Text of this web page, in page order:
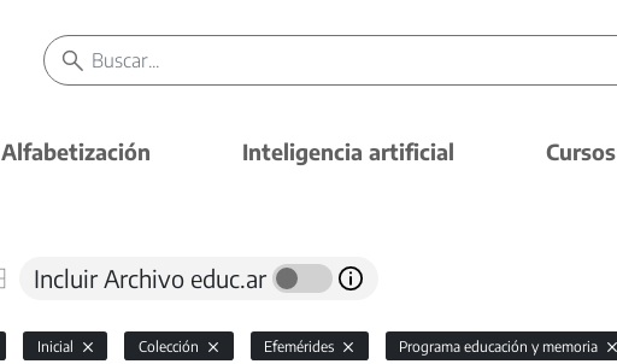
Alfabetización Inteligencia artificial Cursos
Incluir Archivo educ.ar
Inicial Colección Efemérides Programa educación y memoria